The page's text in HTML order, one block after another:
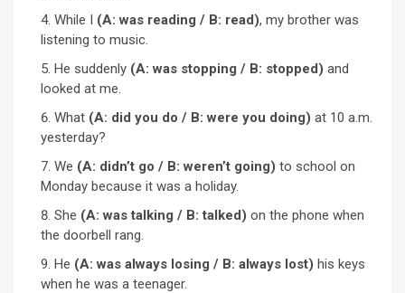
While I (A: was reading / B: read), my brother was
listening to music.
He suddenly (A: was stopping / B: stopped) and
looked at me.
What (A: did you do / B: were you doing) at 10 a.m.
yesterday?
We (A: didn’t go / B: weren’t going) to school on
Monday because it was a holiday.
She (A: was talking / B: talked) on the phone when
the doorbell rang.
He (A: was always losing / B: always lost) his keys
when he was a teenager.